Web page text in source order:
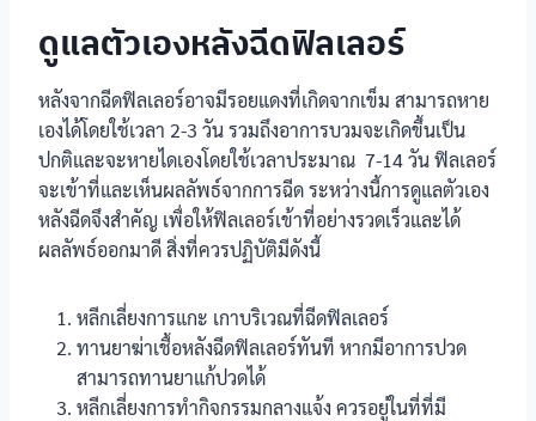
ดูแลตัวเองหลังฉีดฟิลเลอร์
หลังจากฉีดฟิลเลอร์อาจมีรอยแดงที่เกิดจากเข็ม สามารถหาย
เองได้โดยใช้เวลา 2-3 วัน รวมถึงอาการบวมจะเกิดขึ้นเป็น
ปกติและจะหายไดเองโดยใช้เวลาประมาณ 7-14 วัน ฟิลเลอร์
จะเข้าที่และเห็นผลลัพธ์จากการฉีด ระหว่างนี้การดูแลตัวเอง
หลังฉีดจึงสำคัญ เพื่อให้ฟิลเลอร์เข้าที่อย่างรวดเร็วและได้
ผลลัพธ์ออกมาดี สิ่งที่ควรปฏิบัติมีดังนี้
หลีกเลี่ยงการแกะ เกาบริเวณที่ฉีดฟิลเลอร์
ทานยาฆ่าเชื้อหลังฉีดฟิลเลอร์ทันที หากมีอาการปวด
สามารถทานยาแก้ปวดได้
หลีกเลี่ยงการทำกิจกรรมกลางแจ้ง ควรอยู่ในที่ที่มี